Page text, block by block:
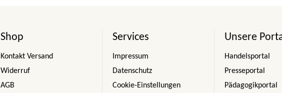
Shop
Kontakt Versand
Widerruf
AGB
Services
Impressum
Datenschutz
Cookie-Einstellungen
Unsere
Handelsportal
Presseportal
Pädagogikportal